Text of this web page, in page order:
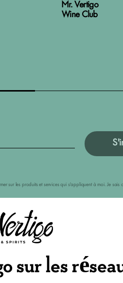
Mr. Vertigo
Wine Club
sur les produits et services qui s'appliquent à moi. Je
sur les